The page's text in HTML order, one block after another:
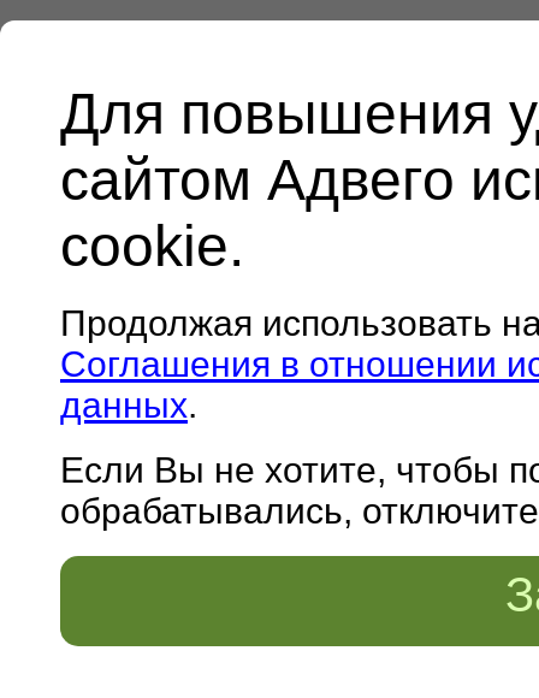
Для повышения
сайтом Адвего
cookie.
Продолжая использовать
Соглашения в отношении
данных.
Если Вы не хотите, чтобы
обрабатывались,